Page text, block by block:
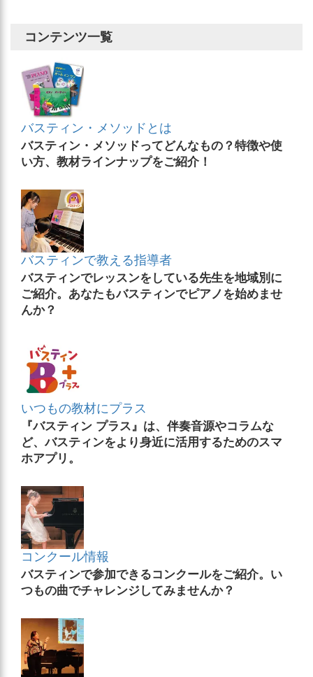
コンテンツ一覧
バスティン・メソッドとは
バスティン・メソッドってどんなもの？特徴や使
い方、教材ラインナップをご紹介！
バスティンで教える指導者
バスティンでレッスンをしている先生を地域別に
ご紹介。あなたもバスティンでピアノを始めませ
んか？
いつもの教材にプラス
『バスティン プラス』は、伴奏音源やコラムな
ど、バスティンをより身近に活用するためのスマ
ホアプリ。
コンクール情報
バスティンで参加できるコンクールをご紹介。い
つもの曲でチャレンジしてみませんか？